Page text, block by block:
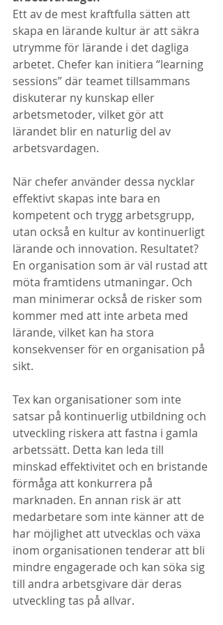
Ett av de mest kraftfulla sätten att
skapa en lärande kultur är att säkra
utrymme för lärande i det dagliga
arbetet. Chefer kan initiera “learning
sessions” där teamet tillsammans
diskuterar ny kunskap eller
arbetsmetoder, vilket gör att
lärandet blir en naturlig del av
arbetsvardagen.
När chefer använder dessa nycklar
effektivt skapas inte bara en
kompetent och trygg arbetsgrupp,
utan också en kultur av kontinuerligt
lärande och innovation. Resultatet?
En organisation som är väl rustad att
möta framtidens utmaningar. Och
man minimerar också de risker som
kommer med att inte arbeta med
lärande, vilket kan ha stora
konsekvenser för en organisation på
sikt.
Tex kan organisationer som inte
satsar på kontinuerlig utbildning och
utveckling riskera att fastna i gamla
arbetssätt. Detta kan leda till
minskad effektivitet och en bristande
förmåga att konkurrera på
marknaden. En annan risk är att
medarbetare som inte känner att de
har möjlighet att utvecklas och växa
inom organisationen tenderar att bli
mindre engagerade och kan söka sig
till andra arbetsgivare där deras
utveckling tas på allvar.